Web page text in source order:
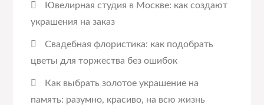
Ювелирная студия в Москве: как создают
украшения на заказ
Свадебная флористика: как подобрать
цветы для торжества без ошибок
Как выбрать золотое украшение на
память: разумно, красиво, на всю жизнь